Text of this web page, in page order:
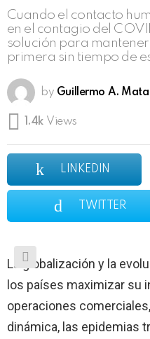
Cuando el contacto
en el contagio del
solución para
primera sin tiempo de
by Guillermo A. Mata
1.4k Views
LINKEDIN
TWITTER
La globalización y la
los países maximizar su
operaciones
dinámica, las epidemias